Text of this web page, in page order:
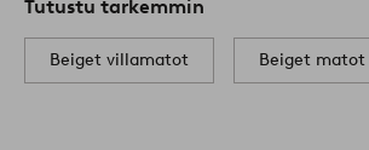
Tutustu tarkemmin
Beiget villamatot Beiget matot